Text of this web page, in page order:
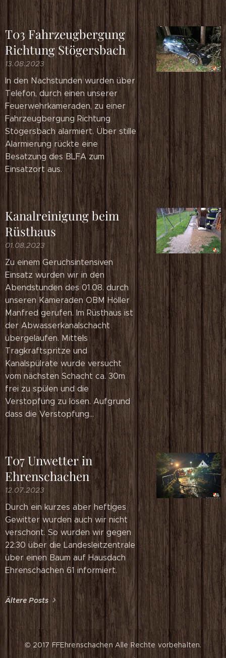
T03 Fahrzeugbergung
Richtung Stögersbach
13.08.2023
In den Nachstunden wurden über
Telefon, durch einen unserer
Feuerwehrkameraden, zu einer
Fahrzeugbergung Richtung
Stögersbach alarmiert. Über stille
Alarmierung rückte eine
Besatzung des BLFA zum
Einsatzort aus.
Kanalreinigung beim
Rüsthaus
01.08.2023
Zu einem Geruchsintensiven
Einsatz wurden wir in den
Abendstunden des 01.08. durch
unseren Kameraden OBM Höller
Manfred gerufen. Im Rüsthaus ist
der Abwasserkanalschacht
übergelaufen. Mittels
Tragkraftspritze und
Kanalspülrate wurde versucht
vom nächsten Schacht ca. 30m
frei zu spülen und die
Verstopfung zu lösen. Aufgrund
dass die Verstopfung...
T07 Unwetter in
Ehrenschachen
12.07.2023
Durch ein kurzes aber heftiges
Gewitter wurden auch wir nicht
verschont. So wurden wir gegen
22:30 über die Landesleitzentrale
über einen Baum auf Hausdach
Ehrenschachen 61 informiert.
Ältere Posts
© 2017 FFEhrenschachen Alle Rechte vorbehalten.